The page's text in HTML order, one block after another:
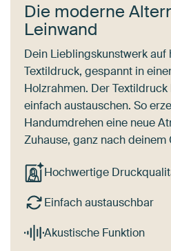
Die moderne
Leinwand
Dein Lieblingskunstwerk
Textildruck, gespannt in
Holzrahmen. Der
einfach austauschen. So
Handumdrehen eine neue
Zuhause, ganz nach deinem
Hochwertige
Einfach austauschbar
Akustische Funktion